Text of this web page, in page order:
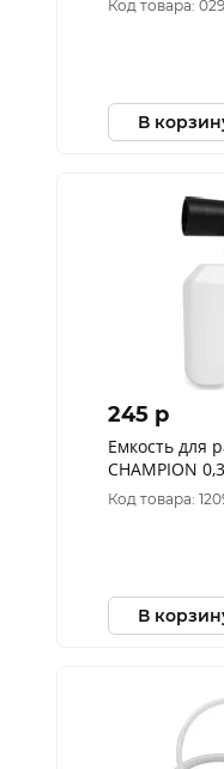
Код товара:
В
245 p
Емкость для
CHAMPION
(HP3141/
КИТАЙ, C8150
Код товара:
В